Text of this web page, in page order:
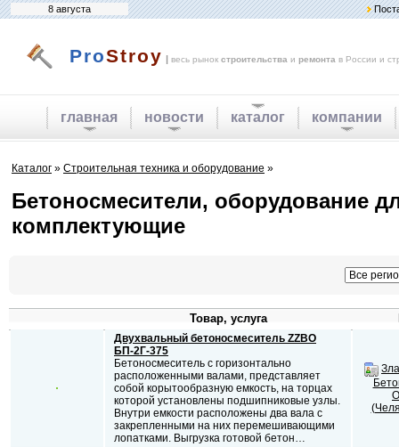
8 августа
ProStroy | весь рынок строительства и ремонта в России и
главная новости каталог компании
Каталог » Строительная техника и оборудование »
Бетоносмесители, оборудование
комплектующие
Товар, услуга
Двухвальный бетоносмеситель ZZBO
БП-2Г-375
Бетоносмеситель с горизонтально
расположенными валами, представляет
собой корытообразную емкость, на торцах
которой установлены подшипниковые узлы.
Внутри емкости расположены два вала с
закрепленными на них перемешивающими
лопатками. Выгрузка готовой бетон…